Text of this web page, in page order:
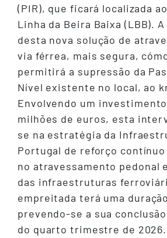
(PIR), que ficará localizada
Linha da Beira Baixa (LBB).
desta nova solução de
via férrea, mais segura,
permitirá a supressão da
Nível existente no local, ao
Envolvendo um
milhões de euros, esta
se na estratégia da
Portugal de reforço contínuo
no atravessamento pedonal
das infraestruturas
empreitada terá uma
prevendo-se a sua
do quarto trimestre de 2026.